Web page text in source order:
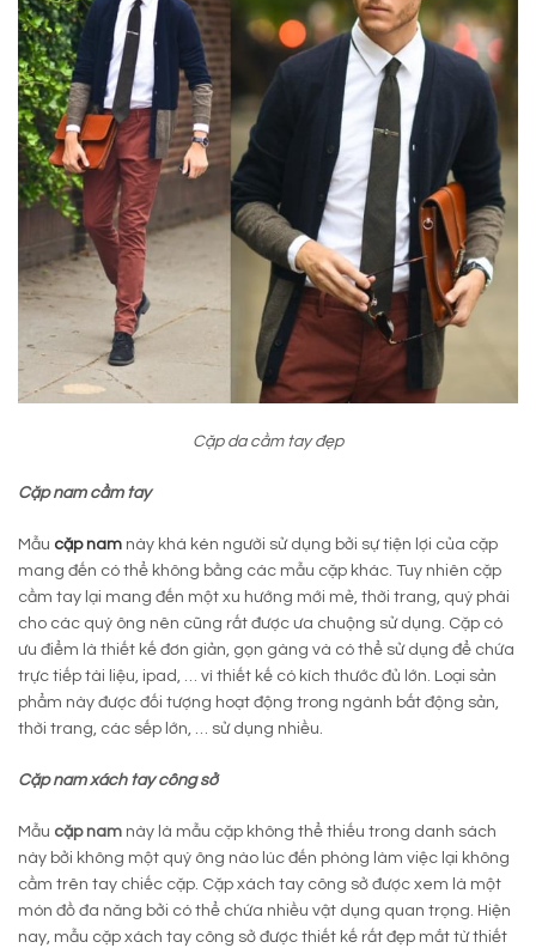
Cặp da cầm tay đẹp
Cặp nam cầm tay
Mẫu cặp nam này khá kén người sử dụng bởi sự tiện lợi của cặp
mang đến có thể không bằng các mẫu cặp khác. Tuy nhiên cặp
cầm tay lại mang đến một xu hướng mới mẻ, thời trang, quý phái
cho các quý ông nên cũng rất được ưa chuộng sử dụng. Cặp có
ưu điểm là thiết kế đơn giản, gọn gàng và có thể sử dụng để chứa
trực tiếp tài liệu, ipad, … vì thiết kế có kích thước đủ lớn. Loại sản
phẩm này được đối tượng hoạt động trong ngành bất động sản,
thời trang, các sếp lớn, … sử dụng nhiều.
Cặp nam xách tay công sở
Mẫu cặp nam này là mẫu cặp không thể thiếu trong danh sách
này bởi không một quý ông nào lúc đến phòng làm việc lại không
cầm trên tay chiếc cặp. Cặp xách tay công sở được xem là một
món đồ đa năng bởi có thể chứa nhiều vật dụng quan trọng. Hiện
nay, mẫu cặp xách tay công sở được thiết kế rất đẹp mắt từ thiết